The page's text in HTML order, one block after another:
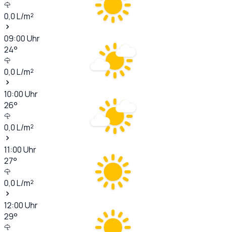
0,0L/m²
09:00Uhr
24°
0,0L/m²
10:00Uhr
26°
0,0L/m²
11:00Uhr
27°
0,0L/m²
12:00Uhr
29°